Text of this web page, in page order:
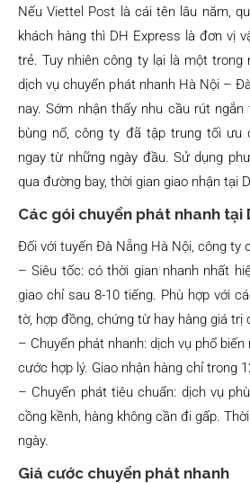
Nếu Viettel Post là cái tên lâu năm,
khách hàng thì DH Express là đơn vị
trẻ. Tuy nhiên công ty lại là một trong
dịch vụ chuyển phát nhanh Hà Nội –
nay. Sớm nhận thấy nhu cầu rút
bùng nổ, công ty đã tập trung tối ưu
ngay từ những ngày đầu. Sử dụng
qua đường bay, thời gian giao nhận tại
Các gói chuyển phát nhanh tại
Đối với tuyến Đà Nẵng Hà Nội, công ty
– Siêu tốc: có thời gian nhanh nhất
giao chỉ sau 8-10 tiếng. Phù hợp với
tờ, hợp đồng, chứng từ hay hàng giá trị
– Chuyển phát nhanh: dịch vụ phổ
cước hợp lý. Giao nhận hàng chỉ trong
– Chuyển phát tiêu chuẩn: dịch vụ
cồng kềnh, hàng không cần đi gấp.
ngày.
Giá cước chuyển phát nhanh